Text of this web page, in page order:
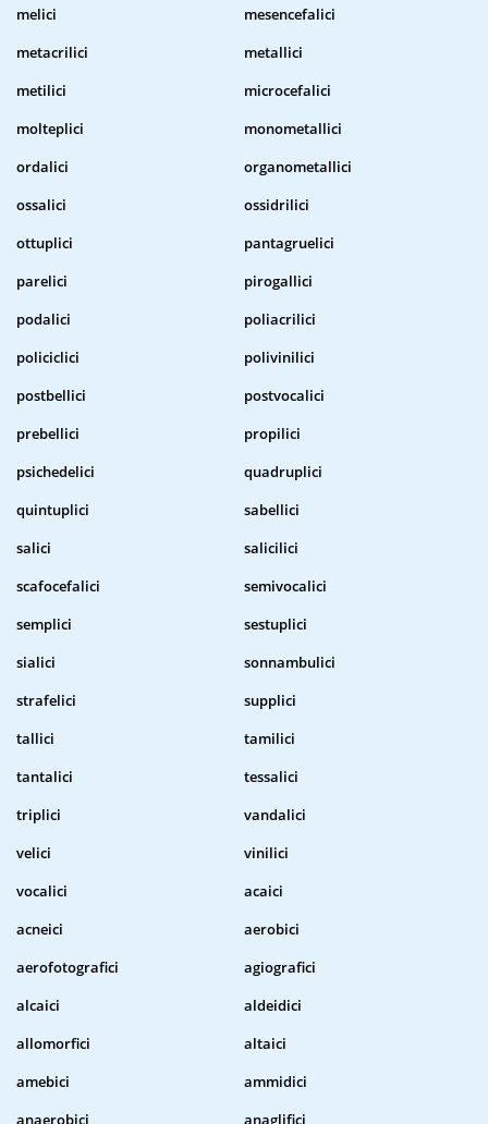
melici
mesencefalici
metacrilici
metallici
metilici
microcefalici
molteplici
monometallici
ordalici
organometallici
ossalici
ossidrilici
ottuplici
pantagruelici
parelici
pirogallici
podalici
poliacrilici
policiclici
polivinilici
postbellici
postvocalici
prebellici
propilici
psichedelici
quadruplici
quintuplici
sabellici
salici
salicilici
scafocefalici
semivocalici
semplici
sestuplici
sialici
sonnambulici
strafelici
supplici
tallici
tamilici
tantalici
tessalici
triplici
vandalici
velici
vinilici
vocalici
acaici
acneici
aerobici
aerofotografici
agiografici
alcaici
aldeidici
allomorfici
altaici
amebici
ammidici
anaerobici
anaglifici